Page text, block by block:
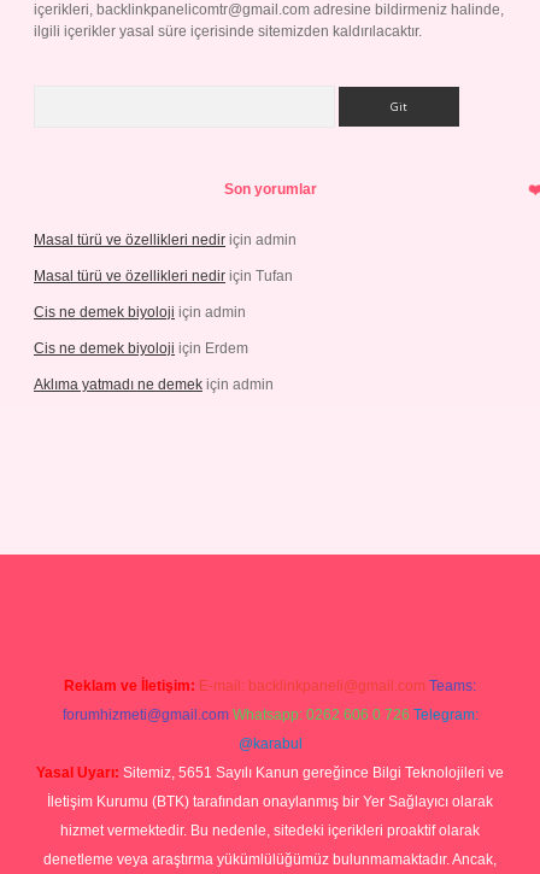
içerikleri, backlinkpanelicomtr@gmail.com adresine bildirmeniz halinde,
ilgili içerikler yasal süre içerisinde sitemizden kaldırılacaktır.
Son yorumlar
Masal türü ve özellikleri nedir için admin
Masal türü ve özellikleri nedir için Tufan
Cis ne demek biyoloji için admin
Cis ne demek biyoloji için Erdem
Aklıma yatmadı ne demek için admin
Reklam ve İletişim: E-mail: backlinkpaneli@gmail.com Teams:
forumhizmeti@gmail.com Whatsapp: 0262 606 0 726 Telegram:
@karabul
Yasal Uyarı: Sitemiz, 5651 Sayılı Kanun gereğince Bilgi Teknolojileri ve
İletişim Kurumu (BTK) tarafından onaylanmış bir Yer Sağlayıcı olarak
hizmet vermektedir. Bu nedenle, sitedeki içerikleri proaktif olarak
denetleme veya araştırma yükümlülüğümüz bulunmamaktadır. Ancak,